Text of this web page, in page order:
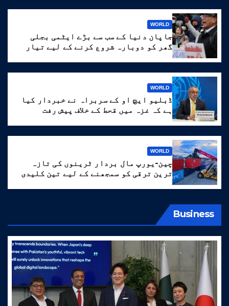
WORLD
جاپان دنیا کے سب سے بڑے ایٹمی بجلی
گھر کو دوبارہ شروع کرنے کے لیے تیار
WORLD
ڈبلیو ایچ او کے سربراہ نے خبردار کیا
ہے کہ غزہ میں قحط کے خلاف پیش رفت
WORLD
چین-یورپ مال بردار ٹرینوں کی تازہ
ترین ترقی کو سمجھنے کے لیے تین کلیدی
Business